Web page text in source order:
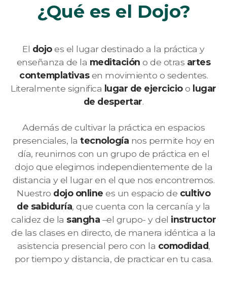
¿Qué es el Dojo?
El dojoes el lugar destinado a la práctica y
enseñanza de la meditación o de otras artes
contemplativasen movimiento o sedentes.
Literalmente significa lugar de ejercicioo lugar
de despertar.
Además de cultivar la práctica en espacios
presenciales, la tecnología nos permite hoy en
día, reunirnos con un grupo de práctica en el
dojo que elegimos independientemente de la
distancia y el lugar en el que nos encontremos.
Nuestro dojo online es un espacio de cultivo
de sabiduría, que cuenta con la cercanía y la
calidez de la sangha –el grupo- y del instructor
de las clases en directo, de manera idéntica a la
asistencia presencial pero con la comodidad,
por tiempo y distancia, de practicar en tu casa.